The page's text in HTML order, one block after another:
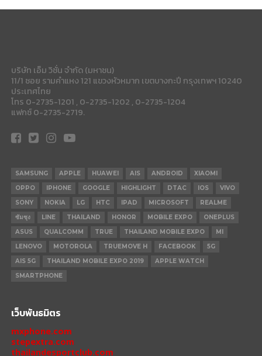
บริษัท เอ็ม วิชั่น จำกัด (มหาชน)
11/1 ซอย รามคำแหง 121 แขวงหัวหมาก เขตบางกะปี กรุงเทพฯ 10240
ประเทศไทย
โทร 0-2735-1201 , 0-2735-1202 , 0-2735-1204
แฟกซ์ 0-2735-2719.
SAMSUNG APPLE HUAWEI AIS ANDROID
XIAOMI
OPPO
IPHONE GOOGLE HIGHLIGHT DTAC IOS
VIVO
SONY
NOKIA LG HTC IPAD MICROSOFT
REALME
ซัมซุง
LINE THAILAND HONOR MOBILE EXPO
ONEPLUS
ASUS
QUALCOMM TRUE THAILAND MOBILE EXPO
MI
LENOVO
MOTOROLA TRUEMOVE H FACEBOOK
5G
AIS 5G
THAILAND MOBILE EXPO 2019
APPLE WATCH
SMARTPHONE
เว็บพันธมิตร
mxphone.com
stepextra.com
thailandesportclub.com